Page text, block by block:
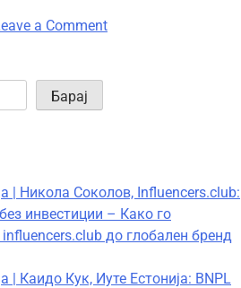
a Commenton
Ристевски
Барај
| Никола Соколов, Influencers.club:
инвестиции – Како го
до глобален бренд
| Каидо Кук, Иуте Естонија: BNPL